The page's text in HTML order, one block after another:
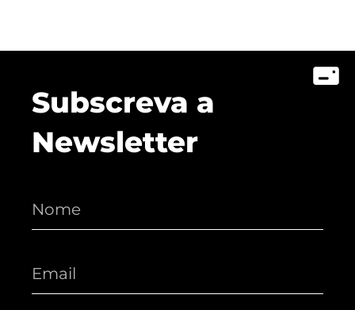
Subscreva a
Newsletter